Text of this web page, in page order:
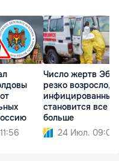
Число жертв
резко возросло,
инфицированных
становится все
больше
24 Июл. 09:06